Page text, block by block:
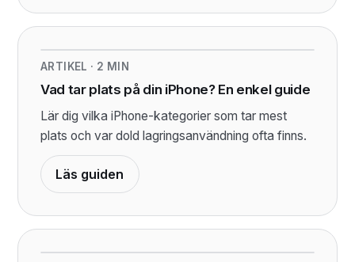
ARTIKEL · 2 MIN
Vad tar plats på din iPhone? En enkel guide
Lär dig vilka iPhone-kategorier som tar mest
plats och var dold lagringsanvändning ofta finns.
Läs guiden